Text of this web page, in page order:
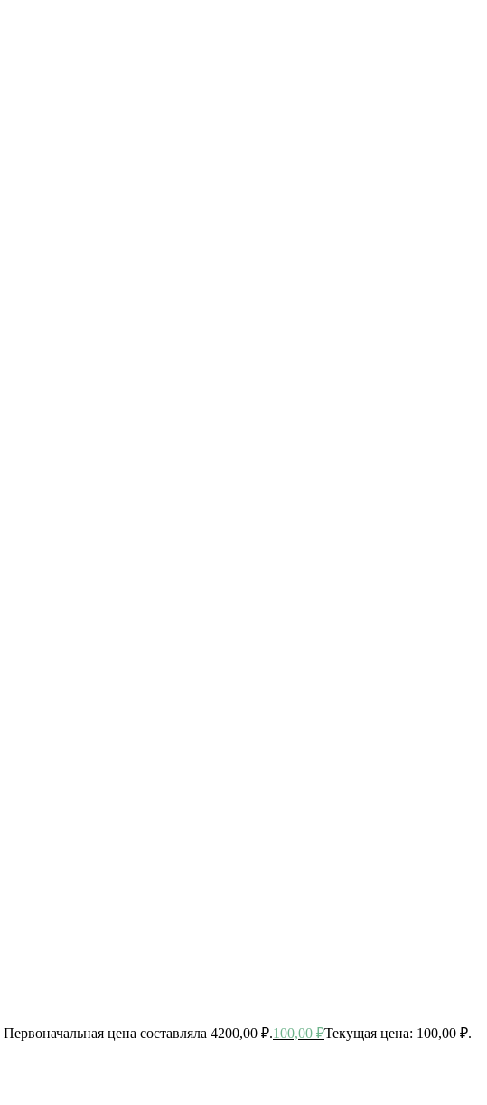
Первоначальная цена составляла 4200,00 ₽.100,00 ₽Текущая цена: 100,00 ₽.